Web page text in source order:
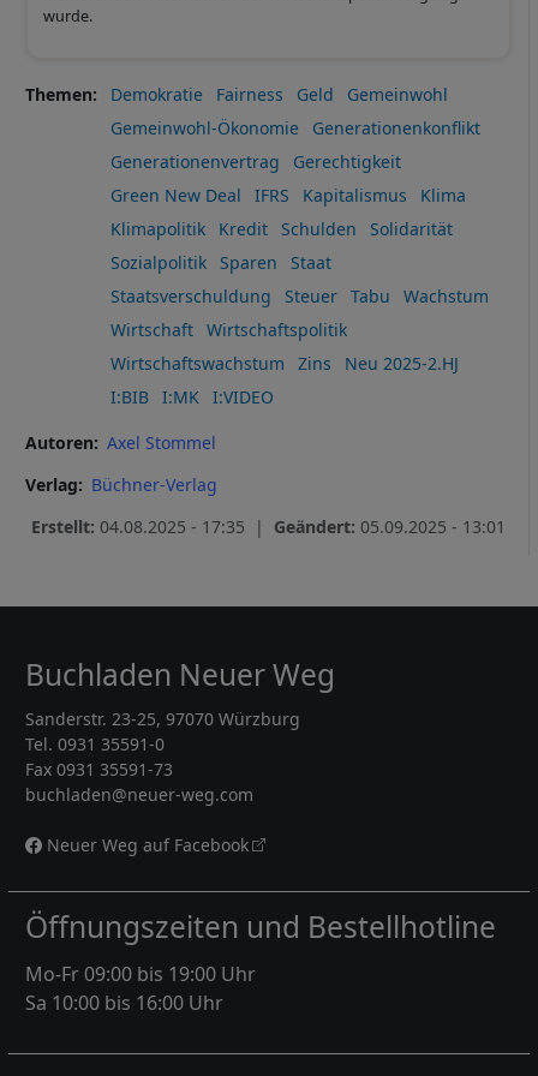
wurde.
Themen Demokratie Fairness Geld
Gemeinwohl
Gemeinwohl-Ökonomie
Generationenkonflikt
Generationenvertrag
Gerechtigkeit
Green New Deal
IFRS Kapitalismus
Klima
Klimapolitik
Kredit Schulden
Solidarität
Sozialpolitik
Sparen
Staat
Staatsverschuldung
Steuer Tabu
Wachstum
Wirtschaft
Wirtschaftspolitik
Wirtschaftswachstum
Zins
Neu 2025-2.HJ
I:BIB
I:MK I:VIDEO
Autoren
Axel Stommel
Verlag
Büchner-Verlag
Erstellt: 04.08.2025 - 17:35 | Geändert: 05.09.2025 - 13:01
Buchladen Neuer Weg
Sanderstr. 23-25, 97070 Würzburg
Tel. 0931 35591-0
Fax 0931 35591-73
buchladen@neuer-weg.com
Neuer Weg auf Facebook
Öffnungszeiten und Bestellhotline
Mo-Fr 09:00 bis 19:00 Uhr
Sa 10:00 bis 16:00 Uhr